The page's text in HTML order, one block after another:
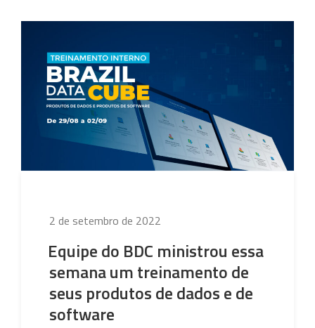
Cube
do
de
Geoinformática
–
GEOINFO
2022”
Publicado
2 de setembro de 2022
Equipe do BDC ministrou essa
semana um treinamento de
seus produtos de dados e de
software